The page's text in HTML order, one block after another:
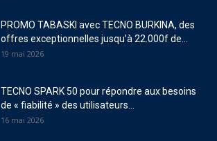
PROMO TABASKI avec TECNO BURKINA, des
offres exceptionnelles jusqu’à 22.000f de...
19 mai 2026
TECNO SPARK 50 pour répondre aux besoins
de « fiabilité » des utilisateurs...
16 mai 2026